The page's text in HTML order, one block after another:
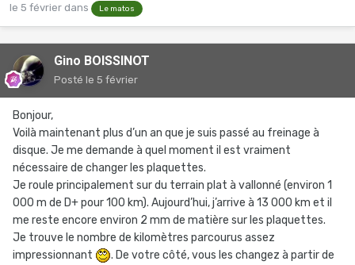
le 5 février dans Le matos
Gino BOISSINOT
Posté le 5 février
Bonjour,
Voilà maintenant plus d’un an que je suis passé au freinage à
disque. Je me demande à quel moment il est vraiment
nécessaire de changer les plaquettes.
Je roule principalement sur du terrain plat à vallonné (environ 1
000 m de D+ pour 100 km). Aujourd’hui, j’arrive à 13 000 km et il
me reste encore environ 2 mm de matière sur les plaquettes.
Je trouve le nombre de kilomètres parcourus assez
impressionnant
. De votre côté, vous les changez à partir de